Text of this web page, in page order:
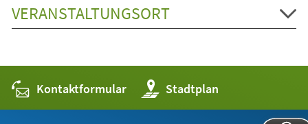
VERANSTALTUNGSORT
Kontaktformular Stadtplan
(Öffnet
in
einem